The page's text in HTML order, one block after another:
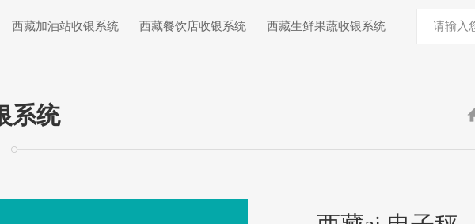
西藏加油站收银系统 西藏餐饮店收银系统 西藏生鲜果蔬收银系统
系统